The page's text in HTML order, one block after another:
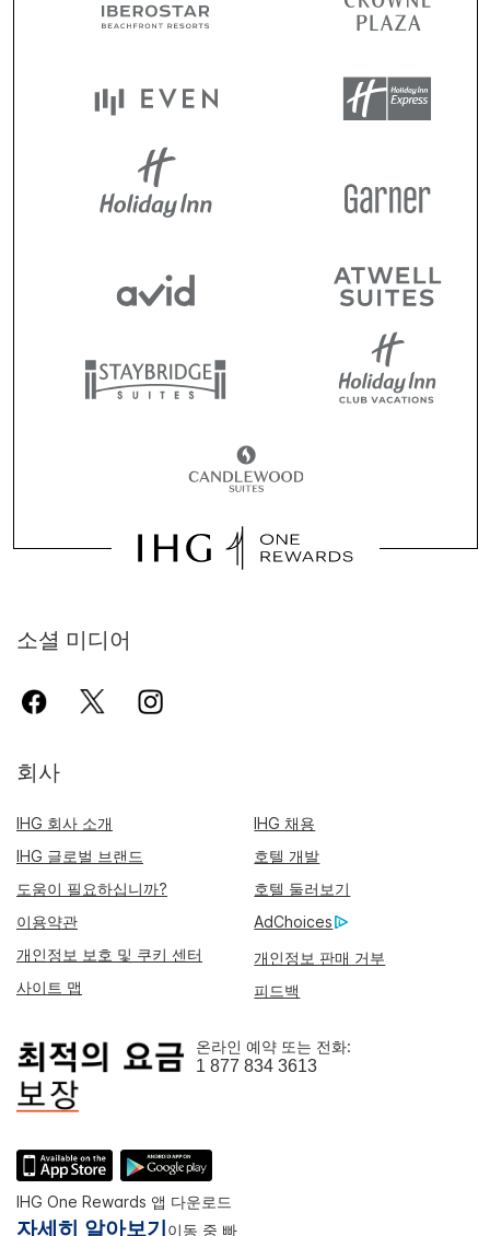
소셜 미디어
회사
IHG 회사 소개
IHG 채용
IHG 글로벌 브랜드
호텔 개발
도움이 필요하십니까?
호텔 둘러보기
이용약관
AdChoices
개인정보 보호 및 쿠키 센터
개인정보 판매 거부
사이트 맵
피드백
온라인 예약 또는 전화:
1 877 834 3613
IHG One Rewards 앱 다운로드
자세히 알아보기 이동 중 빠